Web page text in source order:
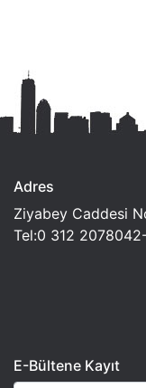
Adres
Ziyabey Caddesi
Tel:0 312
E-Bültene Kayıt